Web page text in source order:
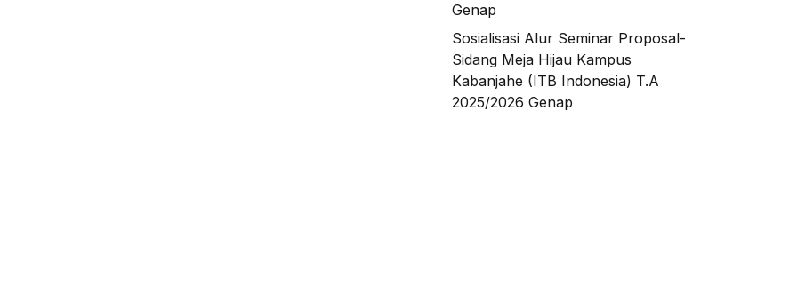
Genap
Sosialisasi Alur Seminar Proposal-
Sidang Meja Hijau Kampus
Kabanjahe (ITB Indonesia) T.A
2025/2026 Genap